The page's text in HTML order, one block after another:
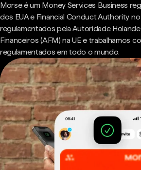
Morse é um Money Services Business
dos EUA e Financial Conduct Authority
regulamentados pela Autoridade
Financeiros (AFM) na UE e trabalhamos
regulamentados em todo o mundo.